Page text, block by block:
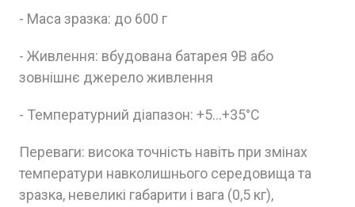
- Маса зразка: до 600 г
- Живлення: вбудована батарея 9В або
зовнішнє джерело живлення
- Температурний діапазон: +5...+35°C
Переваги: висока точність навіть при змінах
температури навколишнього середовища та
зразка, невеликі габарити і вага (0,5 кг),